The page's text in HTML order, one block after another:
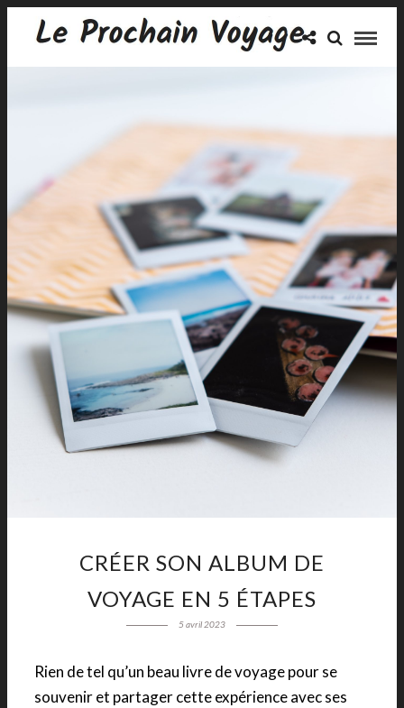
CRÉER SON ALBUM DE
VOYAGE EN 5 ÉTAPES
5 avril 2023
Rien de tel qu’un beau livre de voyage pour se
souvenir et partager cette expérience avec ses